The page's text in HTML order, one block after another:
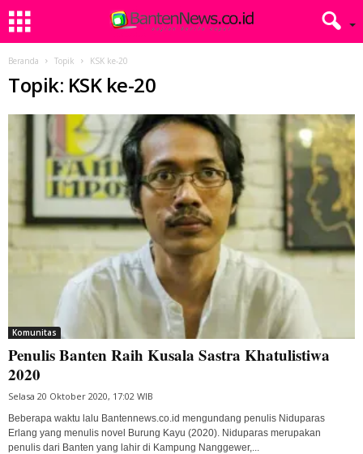
Beranda Topik KSK ke-20
Topik: KSK ke-20
Komunitas
Penulis Banten Raih Kusala Sastra Khatulistiwa
2020
Selasa 20 Oktober 2020, 17:02 WIB
Beberapa waktu lalu Bantennews.co.id mengundang penulis Niduparas
Erlang yang menulis novel Burung Kayu (2020). Niduparas merupakan
penulis dari Banten yang lahir di Kampung Nanggewer,...